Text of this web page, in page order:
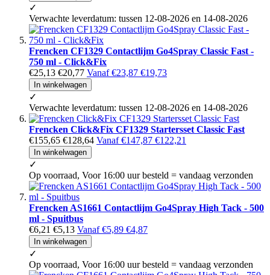
✓
Verwachte leverdatum: tussen 12-08-2026 en 14-08-2026
Frencken CF1329 Contactlijm Go4Spray Classic Fast -
750 ml - Click&Fix
€25,13 €20,77 Vanaf €23,87 €19,73
In winkelwagen
✓
Verwachte leverdatum: tussen 12-08-2026 en 14-08-2026
Frencken Click&Fix CF1329 Startersset Classic Fast
€155,65 €128,64 Vanaf €147,87 €122,21
In winkelwagen
✓
Op voorraad, Voor 16:00 uur besteld = vandaag verzonden
Frencken AS1661 Contactlijm Go4Spray High Tack - 500
ml - Spuitbus
€6,21 €5,13 Vanaf €5,89 €4,87
In winkelwagen
✓
Op voorraad, Voor 16:00 uur besteld = vandaag verzonden